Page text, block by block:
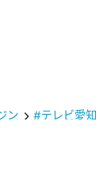
ン #テレビ愛知